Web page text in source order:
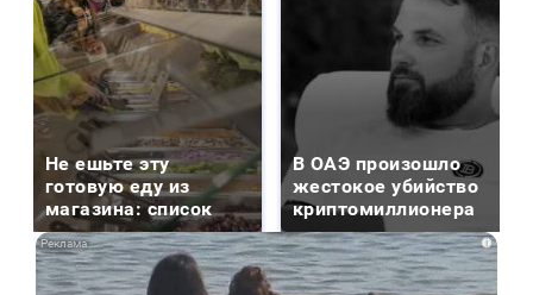
Не ешьте эту
готовую еду из
магазина: список
В ОАЭ произошло
жестокое убийство
криптомиллионера
i